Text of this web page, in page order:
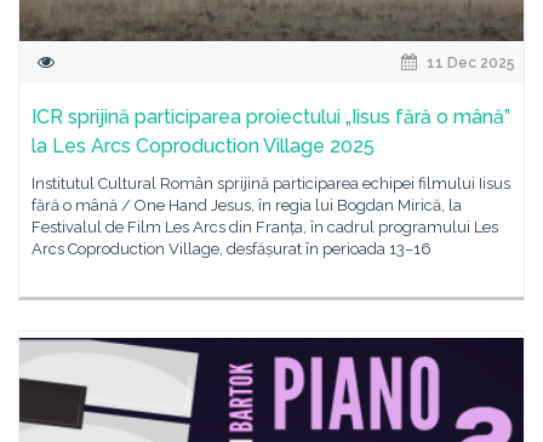
11 Dec 2025
ICR sprijină participarea proiectului „Iisus fără o mână”
la Les Arcs Coproduction Village 2025
Institutul Cultural Român sprijină participarea echipei filmului Iisus
fără o mână / One Hand Jesus, în regia lui Bogdan Mirică, la
Festivalul de Film Les Arcs din Franța, în cadrul programului Les
Arcs Coproduction Village, desfășurat în perioada 13–16